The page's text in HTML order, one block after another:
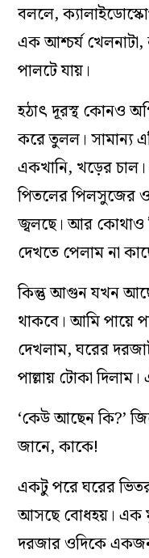
বললে,
এক আশ্চর্য খেলনাটা,
পালটে যায়।
হঠাৎ দূরস্থ কোনও
করে তুলল। সামান্য
একখানি, খড়ের চাল।
পিতলের পিলসুজের
জ্বলছে। আর কোথাও
দেখতে পেলাম না
কিন্তু আগুন যখন
থাকবে। আমি পায়ে
দেখলাম, ঘরের
পাল্লায় টোকা
‘কেউ আছেন কি?’
জানে, কাকে!
একটু পরে ঘরের
আসছে বোধহয়। এক
দরজার ওদিকে